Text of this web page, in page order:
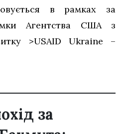
в рамках за
Агентства США з
>USAID Ukraine –
за